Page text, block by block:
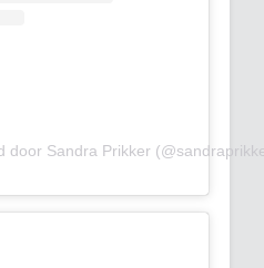
door Sandra Prikker